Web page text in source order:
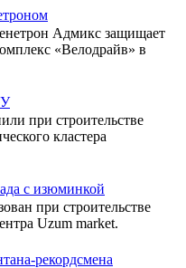
Адмикс защищает
«Велодрайв» в
при строительстве
кластера
с изюминкой
при строительстве
Uzum market.
рекордсмена